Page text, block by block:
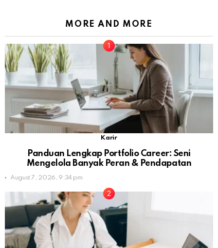
MORE AND MORE
Karir
Panduan Lengkap Portfolio Career: Seni
Mengelola Banyak Peran & Pendapatan
August 7, 2026, 9:34 pm